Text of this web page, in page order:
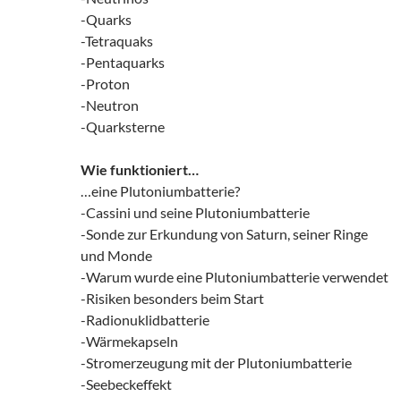
-Quarks
-Tetraquaks
-Pentaquarks
-Proton
-Neutron
-Quarksterne
Wie funktioniert…
…eine Plutoniumbatterie?
-Cassini und seine Plutoniumbatterie
-Sonde zur Erkundung von Saturn, seiner Ringe
und Monde
-Warum wurde eine Plutoniumbatterie verwendet
-Risiken besonders beim Start
-Radionuklidbatterie
-Wärmekapseln
-Stromerzeugung mit der Plutoniumbatterie
-Seebeckeffekt